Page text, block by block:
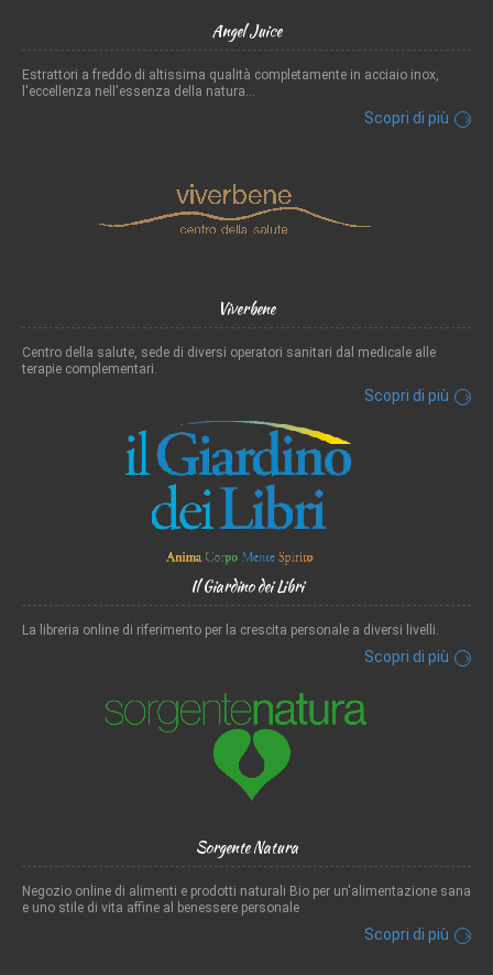
Angel Juice
Estrattori a freddo di altissima qualità completamente in acciaio inox,
l'eccellenza nell'essenza della natura...
Scopri di più
Viverbene
Centro della salute, sede di diversi operatori sanitari dal medicale alle
terapie complementari.
Scopri di più
Il Giardino dei Libri
La libreria online di riferimento per la crescita personale a diversi livelli.
Scopri di più
Sorgente Natura
Negozio online di alimenti e prodotti naturali Bio per un'alimentazione sana
e uno stile di vita affine al benessere personale
Scopri di più